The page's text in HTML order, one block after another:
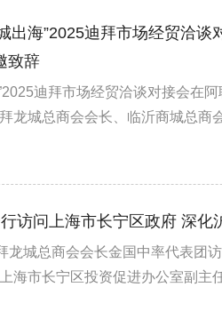
出海”2025迪拜市场经贸洽
致辞
迪拜市场经贸洽谈对接会在
龙城总商会会长、临沂商城总商
访问上海市长宁区政府 深化
城总商会会长金国中率代表团
海市长宁区投资促进办公室副主